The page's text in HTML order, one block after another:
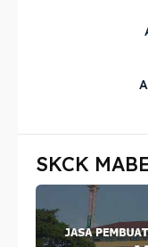
Imta
Legalisir
Imta
Legalisir
SKCK